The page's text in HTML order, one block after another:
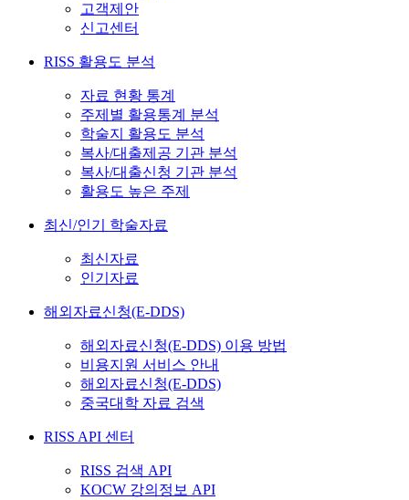
고객제안
신고센터
RISS 활용도 분석
자료 현황 통계
주제별 활용통계 분석
학술지 활용도 분석
복사/대출제공 기관 분석
복사/대출신청 기관 분석
활용도 높은 주제
최신/인기 학술자료
최신자료
인기자료
해외자료신청(E-DDS)
해외자료신청(E-DDS) 이용 방법
비용지원 서비스 안내
해외자료신청(E-DDS)
중국대학 자료 검색
RISS API 센터
RISS 검색 API
KOCW 강의정보 API